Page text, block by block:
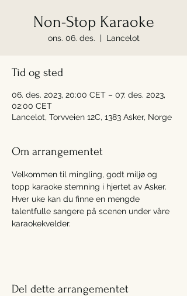
Non-Stop Karaoke
ons. 06. des.
  |
Lancelot
Tid og sted
06. des. 2023, 20:00 CET – 07. des. 2023,
02:00 CET
Lancelot, Torvveien 12C, 1383 Asker, Norge
Om arrangementet
Velkommen til mingling, godt miljø og
topp karaoke stemning i hjertet av Asker.
Hver uke kan du finne en mengde
talentfulle sangere på scenen under våre
karaokekvelder.
Del dette arrangementet